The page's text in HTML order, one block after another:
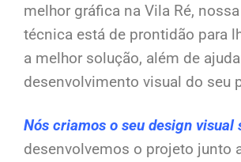
melhor gráfica na Vila Ré,
técnica está de prontidão para
a melhor solução, além de
desenvolvimento visual do seu
Nós criamos o seu design visual
desenvolvemos o projeto junto